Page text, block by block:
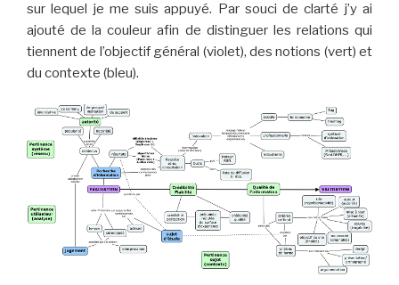
sur lequel je me suis appuyé. Par souci de clarté j’y ai
ajouté de la couleur afin de distinguer les relations qui
tiennent de l’objectif général (violet), des notions (vert) et
du contexte (bleu).